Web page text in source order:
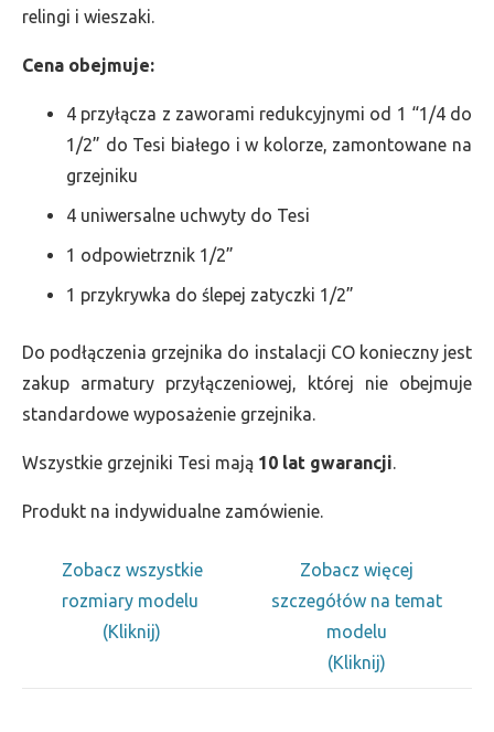
relingi i wieszaki.
Cena obejmuje:
4 przyłącza z zaworami redukcyjnymi od 1 “1/4 do
1/2” do Tesi białego i w kolorze, zamontowane na
grzejniku
4 uniwersalne uchwyty do Tesi
1 odpowietrznik 1/2”
1 przykrywka do ślepej zatyczki 1/2”
Do podłączenia grzejnika do instalacji CO konieczny jest
zakup armatury przyłączeniowej, której nie obejmuje
standardowe wyposażenie grzejnika.
Wszystkie grzejniki Tesi mają 10 lat gwarancji.
Produkt na indywidualne zamówienie.
Zobacz wszystkie
rozmiary modelu
(Kliknij)
Zobacz więcej
szczegółów na temat
modelu
(Kliknij)